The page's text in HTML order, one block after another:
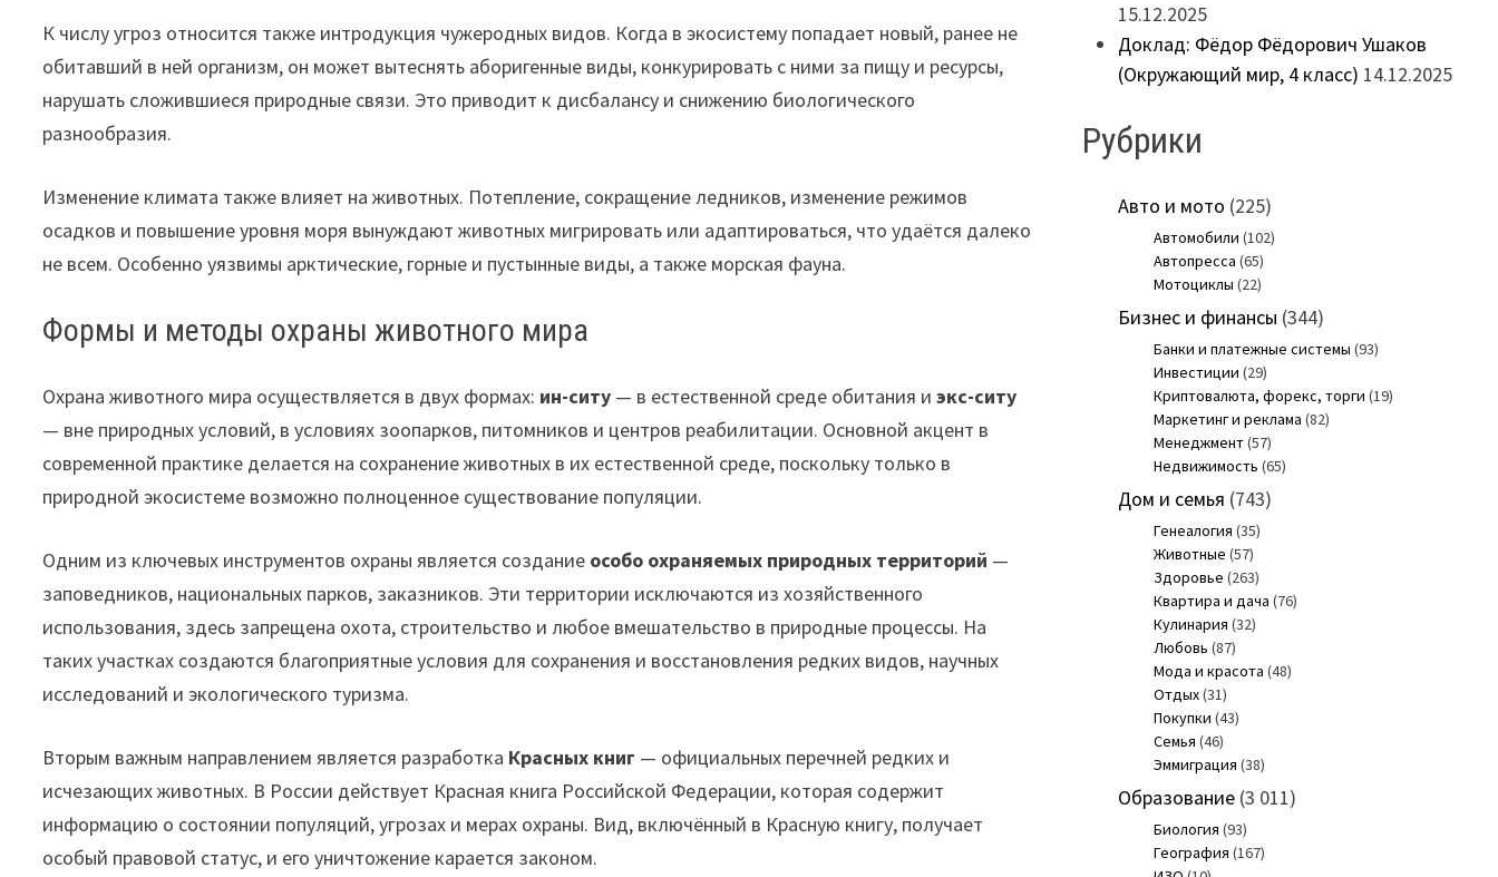
К числу угроз относится также интродукция чужеродных видов. Когда в экосистему попадает новый, ранее не
обитавший в ней организм, он может вытеснять аборигенные виды, конкурировать с ними за пищу и ресурсы,
нарушать сложившиеся природные связи. Это приводит к дисбалансу и снижению биологического
разнообразия.
Изменение климата также влияет на животных. Потепление, сокращение ледников, изменение режимов
осадков и повышение уровня моря вынуждают животных мигрировать или адаптироваться, что удаётся далеко
не всем. Особенно уязвимы арктические, горные и пустынные виды, а также морская фауна.
Формы и методы охраны животного мира
Охрана животного мира осуществляется в двух формах: ин-ситу — в естественной среде обитания иэкс-ситу
— вне природных условий, в условиях зоопарков, питомников и центров реабилитации. Основной акцент в
современной практике делается на сохранение животных в их естественной среде, поскольку только в
природной экосистеме возможно полноценное существование популяции.
Одним из ключевых инструментов охраны является создание особо охраняемых природных территорий —
заповедников, национальных парков, заказников. Эти территории исключаются из хозяйственного
использования, здесь запрещена охота, строительство и любое вмешательство в природные процессы. На
таких участках создаются благоприятные условия для сохранения и восстановления редких видов, научных
исследований и экологического туризма.
Вторым важным направлением является разработка Красных книг — официальных перечней редких и
исчезающих животных. В России действует Красная книга Российской Федерации, которая содержит
информацию о состоянии популяций, угрозах и мерах охраны. Вид, включённый в Красную книгу, получает
особый правовой статус, и его уничтожение карается законом.
15.12.2025
Доклад: Фёдор Фёдорович Ушаков
(Окружающий мир, 4 класс) 14.12.2025
Рубрики
Авто и мото (225)
Автомобили (102)
Автопресса (65)
Мотоциклы (22)
Бизнес и финансы (344)
Банки и платежные системы (93)
Инвестиции (29)
Криптовалюта, форекс, торги (19)
Маркетинг и реклама (82)
Менеджмент(57)
Недвижимость (65)
Дом и семья (743)
Генеалогия (35)
Животные (57)
Здоровье (263)
Квартира и дача (76)
Кулинария (32)
Любовь (87)
Мода и красота (48)
Отдых(31)
Покупки (43)
Семья (46)
Эммиграция (38)
Образование(3 011)
Биология (93)
География (167)